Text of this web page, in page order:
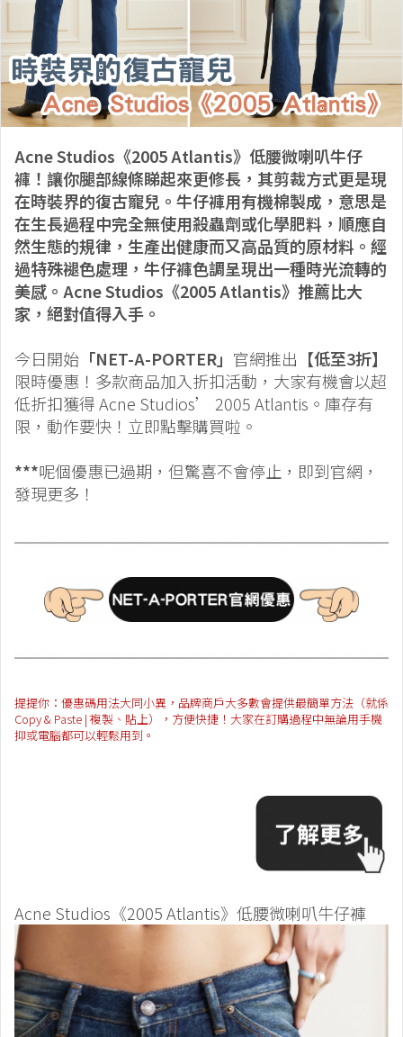
Acne Studios《2005 Atlantis》低腰微喇叭牛仔
褲！讓你腿部線條睇起來更修長，其剪裁方式更是現
在時裝界的復古寵兒。牛仔褲用有機棉製成，意思是
在生長過程中完全無使用殺蟲劑或化學肥料，順應自
然生態的規律，生產出健康而又高品質的原材料。經
過特殊褪色處理，牛仔褲色調呈現出一種時光流轉的
美感。Acne Studios《2005 Atlantis》推薦比大
家，絕對值得入手。
今日開始 「NET-A-PORTER」 官網推出 【低至3折】
限時優惠！多款商品加入折扣活動，大家有機會以超
低折扣獲得 Acne Studios’ 2005 Atlantis。庫存有
限，動作要快！立即點擊購買啦。
***呢個優惠已過期，但驚喜不會停止，即到官網，
發現更多！
提提你：優惠碼用法大同小異，品牌商戶大多數會提供最簡單方法（就係
Copy & Paste | 複製、貼上），方便快捷！大家在訂購過程中無論用手機
抑或電腦都可以輕鬆用到。
Acne Studios《2005 Atlantis》低腰微喇叭牛仔褲